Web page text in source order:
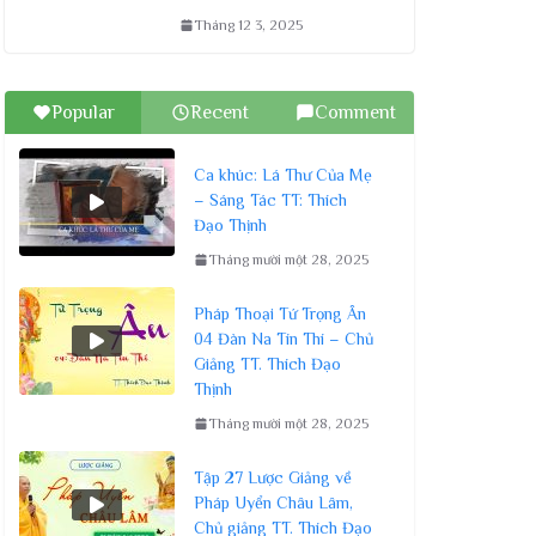
Tháng 12 3, 2025
Popular Recent Comment
Ca khúc: Lá Thư Của Mẹ
– Sáng Tác TT: Thích
Đạo Thịnh
Tháng mười một 28, 2025
Pháp Thoại Tứ Trọng Ân
04 Đàn Na Tín Thí – Chủ
Giảng TT. Thích Đạo
Thịnh
Tháng mười một 28, 2025
Tập 27 Lược Giảng về
Pháp Uyển Châu Lâm,
Chủ giảng TT. Thích Đạo